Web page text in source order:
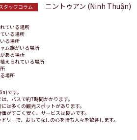
タッフコラム ニントゥアン (Ninh Thuận)
ている場所
いる場所
る場所
ム族がいる場所
ある場所
えられている場所
場所
です。
、バスで約7時間かかります。
は多くの観光スポットがあります。
がすごく安く、サービスは良いです。
リーで、おもてなしの心を持ち人々を歓迎します。